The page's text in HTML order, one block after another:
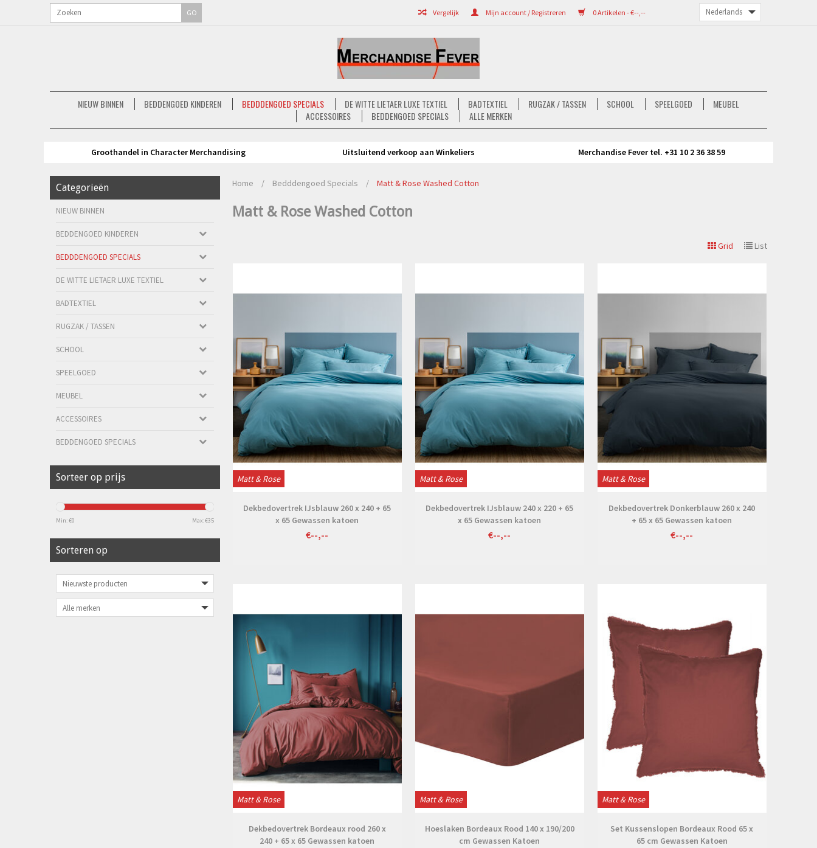
0 Artikelen - €--,--
Mijn account / Registreren
Vergelijk
GO
NIEUW BINNEN BEDDENGOED KINDEREN BEDDDENGOED SPECIALS DE WITTE LIETAER LUXE TEXTIEL BADTEXTIEL RUGZAK / TASSEN SCHOOL SPEELGOED
MEUBEL
ACCESSOIRES
BEDDENGOED SPECIALS ALLE MERKEN
Groothandel in Character Merchandising Uitsluitend verkoop aan Winkeliers Merchandise Fever tel. +31 10 2 36 38 59
Categorieën
NIEUW BINNEN
BEDDENGOED KINDEREN
BEDDDENGOED SPECIALS
DE WITTE LIETAER LUXE TEXTIEL
BADTEXTIEL
RUGZAK / TASSEN
SCHOOL
SPEELGOED
MEUBEL
ACCESSOIRES
BEDDENGOED SPECIALS
Sorteer op prijs
Min: €0 Max: €35
Sorteren op
Home / Bedddengoed Specials / Matt & Rose Washed Cotton
Matt & Rose Washed Cotton
Grid List
Matt & Rose
Dekbedovertrek IJsblauw 260 x 240 + 65
x 65 Gewassen katoen
€--,--
Matt & Rose
Dekbedovertrek IJsblauw 240 x 220 + 65
x 65 Gewassen katoen
€--,--
Matt & Rose
Dekbedovertrek Donkerblauw 260 x 240
+ 65 x 65 Gewassen katoen
€--,--
Matt & Rose
Dekbedovertrek Bordeaux rood 260 x
240 + 65 x 65 Gewassen katoen
Matt & Rose
Hoeslaken Bordeaux Rood 140 x 190/200
cm Gewassen Katoen
Matt & Rose
Set Kussenslopen Bordeaux Rood 65 x
65 cm Gewassen Katoen